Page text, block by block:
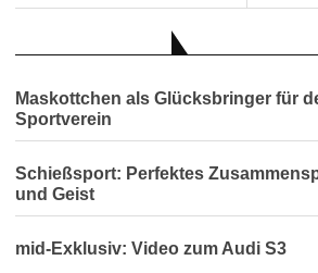
Maskottchen als Glücksbringer für
Sportverein
Schießsport: Perfektes
und Geist
mid-Exklusiv: Video zum Audi S3